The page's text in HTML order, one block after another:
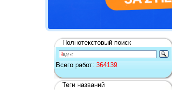
Полнотекстовый поиск
Всего работ: 364139
Теги названий